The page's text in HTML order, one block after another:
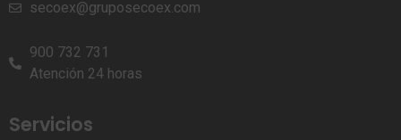
secoex@gruposecoex.com
900 732 731
Atención 24 horas
Servicios